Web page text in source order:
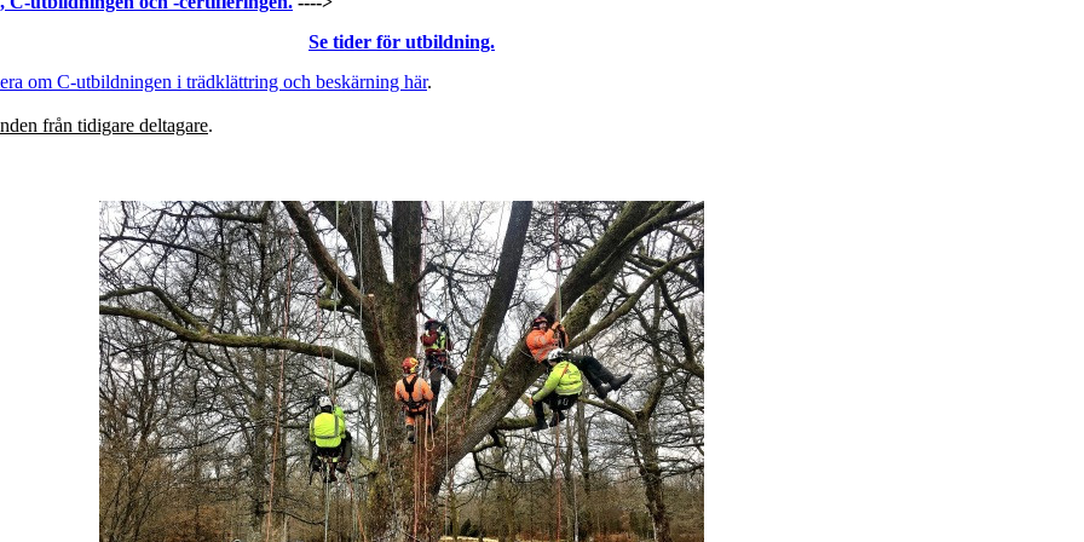
Se tider för utbildning.
om C-utbildningen i trädklättring och beskärning här.
från tidigare deltagare.